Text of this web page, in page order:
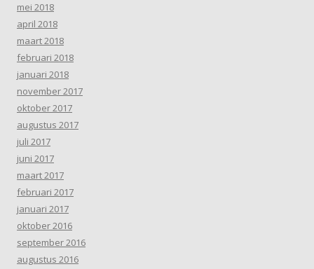
mei 2018
april 2018
maart 2018
februari 2018
januari 2018
november 2017
oktober 2017
augustus 2017
juli 2017
juni 2017
maart 2017
februari 2017
januari 2017
oktober 2016
september 2016
augustus 2016